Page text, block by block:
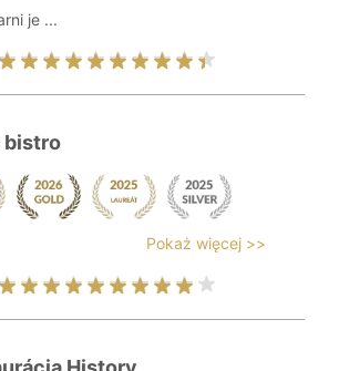
je ...
bistro
Pokaż więcej >>